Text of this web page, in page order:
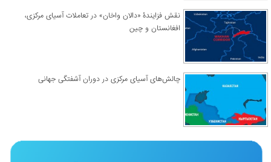
نقش فزایندۀ «دالان واخان» در تعاملات آسیای مرکزی،
افغانستان و چین
چالش‌های آسیای مرکزی در دوران آشفتگی جهانی